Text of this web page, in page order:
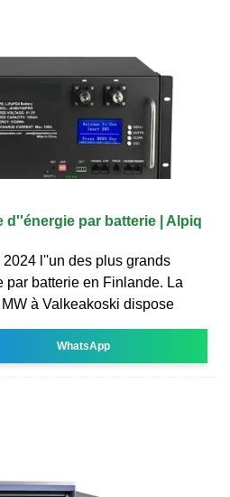
d''énergie par batterie | Alpiq
l''un des plus grands
par batterie en Finlande. La
à Valkeakoski dispose
WhatsApp